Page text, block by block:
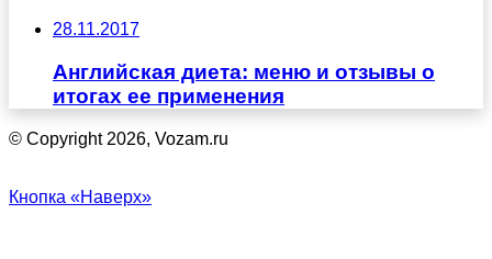
28.11.2017
Английская диета: меню и отзывы о
итогах ее применения
© Copyright 2026, Vozam.ru
Кнопка «Наверх»